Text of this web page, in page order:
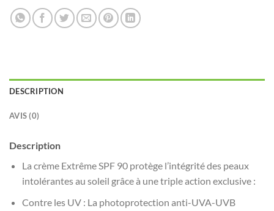
DESCRIPTION
AVIS (0)
Description
La crème Extrême SPF 90 protège l’intégrité des peaux
intolérantes au soleil grâce à une triple action exclusive :
Contre les UV : La photoprotection anti-UVA-UVB